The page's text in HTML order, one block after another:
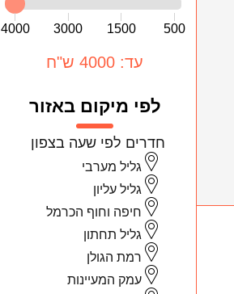
500
1500
3000
4000
עד: 4000 ש"ח
לפי מיקום באזור
חדרים לפי שעה בצפון
גליל מערבי
גליל עליון
חיפה וחוף הכרמל
גליל תחתון
רמת הגולן
עמק המעיינות